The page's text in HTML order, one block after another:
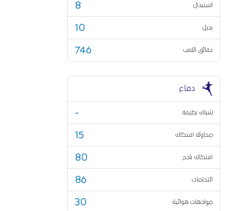
استبدال 8
بديل 10
دقائق اللعب 746
دفاع
شباك نظيفة -
محاولة افتكاك 15
افتكاك ناجح 80
التحامات 86
مواجهات هوائية 30